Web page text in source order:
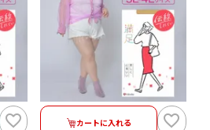
カートに入れる